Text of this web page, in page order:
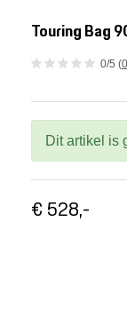
Nieuw
Acties
Porsche finder
Touring Bag
0/5 (
Dit artikel is
€ 528,-